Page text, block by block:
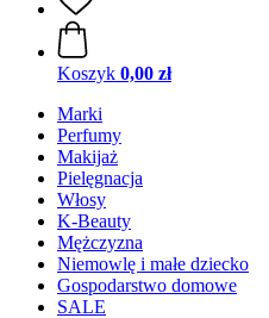
Koszyk 0,00 zł
Marki
Perfumy
Makijaż
Pielęgnacja
Włosy
K-Beauty
Mężczyzna
Niemowlę i małe dziecko
Gospodarstwo domowe
SALE